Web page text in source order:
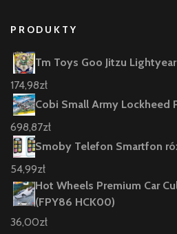
PRODUKTY
Tm Toys Goo Jitzu
174,98zł
Cobi Small Army Lockheed
698,87zł
Smoby Telefon Smartfon
54,99zł
Hot Wheels Premium Car
(FPY86 HCK00)
36,00zł